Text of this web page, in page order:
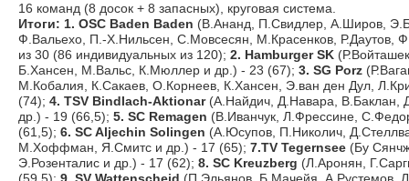
16 команд (8 досок + 8 запасных), круговая система.
Итоги: 1. OSC Baden Baden (В.Ананд, П.Свидлер, А.Широв,
Ф.Вальехо, П.-Х.Нильсен, С.Мовсесян, М.Красенков, Р.Даутов,
из 30 (86 индивидуальных из 120); 2. Hamburger SK
Б.Хансен, М.Вальс, К.Мюллер и др.) - 23 (67); 3. SG Porz
М.Кобалия, К.Сакаев, О.Корнеев, К.Хансен, Э.ван ден Дул,
(74); 4. TSV Bindlach-Aktionar(А.Найдич, Д.Навара,
др.) - 19 (66,5); 5. SC Remagen (В.Иванчук, Л.Фрессине,
(61,5); 6. SC Aljechin Solingen (А.Юсупов, П.Николич,
М.Хоффман, Я.Смитс и др.) - 17 (65); 7.TV Tegernsee (Бу
Э.Розенталис и др.) - 17 (62); 8. SC Kreuzberg (Л.Аронян,